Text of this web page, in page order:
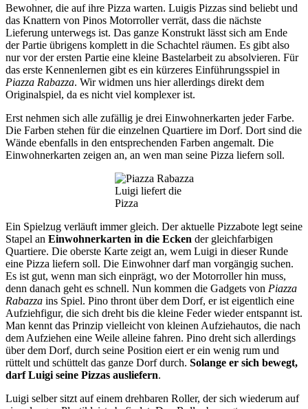
Bewohner, die auf ihre Pizza warten. Luigis Pizzas sind beliebt und
das Knattern von Pinos Motorroller verrät, dass die nächste
Lieferung unterwegs ist. Das ganze Konstrukt lässt sich am Ende
der Partie übrigens komplett in die Schachtel räumen. Es gibt also
nur vor der ersten Partie eine kleine Bastelarbeit zu absolvieren. Für
das erste Kennenlernen gibt es ein kürzeres Einführungsspiel in
Piazza Rabazza. Wir widmen uns hier allerdings direkt dem
Originalspiel, da es nicht viel komplexer ist.
Erst nehmen sich alle zufällig je drei Einwohnerkarten jeder Farbe.
Die Farben stehen für die einzelnen Quartiere im Dorf. Dort sind die
Wände ebenfalls in den entsprechenden Farben angemalt. Die
Einwohnerkarten zeigen an, an wen man seine Pizza liefern soll.
Luigi liefert die
Pizza
Ein Spielzug verläuft immer gleich. Der aktuelle Pizzabote legt seine
Stapel an Einwohnerkarten in die Ecken der gleichfarbigen
Quartiere. Die oberste Karte zeigt an, wem Luigi in dieser Runde
eine Pizza liefern soll. Die Einwohner darf man vorgängig suchen.
Es ist gut, wenn man sich einprägt, wo der Motorroller hin muss,
denn danach geht es schnell. Nun kommen die Gadgets von Piazza
Rabazza ins Spiel. Pino thront über dem Dorf, er ist eigentlich eine
Aufziehfigur, die sich dreht bis die kleine Feder wieder entspannt ist.
Man kennt das Prinzip vielleicht von kleinen Aufziehautos, die nach
dem Aufziehen eine Weile alleine fahren. Pino dreht sich allerdings
über dem Dorf, durch seine Position eiert er ein wenig rum und
rüttelt und schüttelt das ganze Dorf durch. Solange er sich bewegt,
darf Luigi seine Pizzas ausliefern.
Luigi selber sitzt auf einem drehbaren Roller, der sich wiederum auf